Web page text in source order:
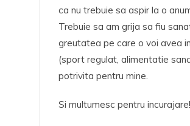
ca nu trebuie sa aspir la o
Trebuie sa am grija sa fiu
greutatea pe care o voi avea
(sport regulat, alimentatie
potrivita pentru mine.
Si multumesc pentru incurajare!